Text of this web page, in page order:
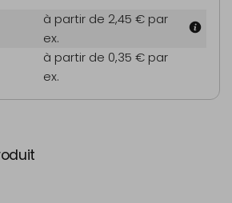
à partir de 2,45 € par
ex.
à partir de 0,35 € par
ex.